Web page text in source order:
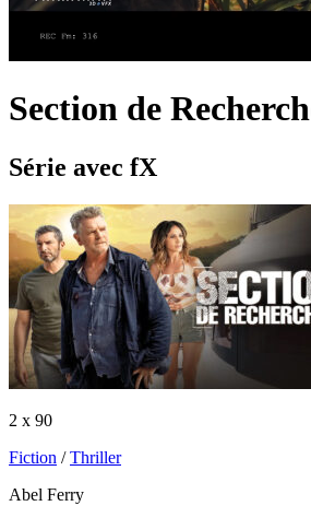
Section de
Série avec fX
2 x 90
Fiction /Thriller
Abel Ferry